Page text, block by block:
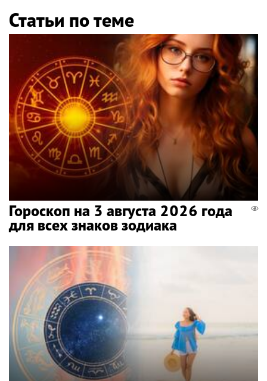
Статьи по теме
Гороскоп на 3 августа 2026 года
для всех знаков зодиака